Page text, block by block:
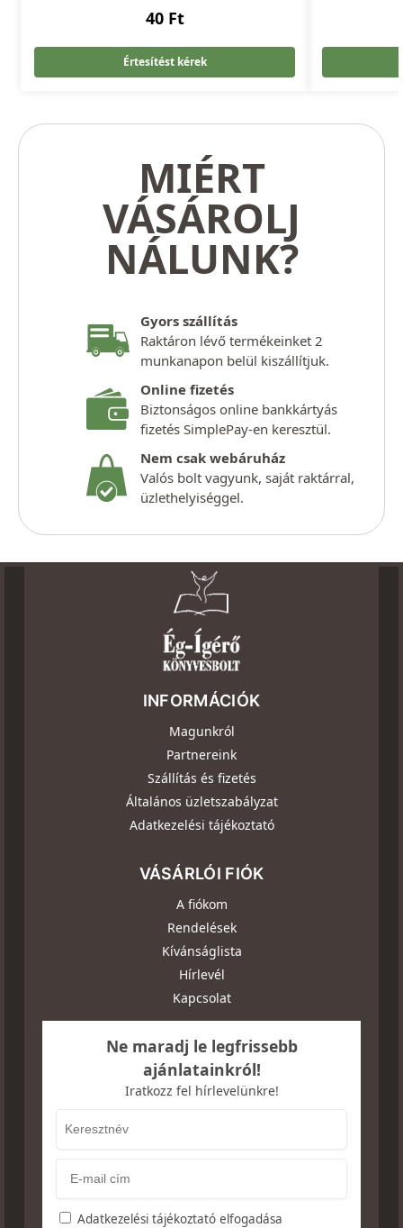
40 Ft
Értesítést kérek
MIÉRT
VÁSÁROLJ
NÁLUNK?
Gyors szállítás
Raktáron lévő termékeinket 2
munkanapon belül kiszállítjuk.
Online fizetés
Biztonságos online bankkártyás
fizetés SimplePay-en keresztül.
Nem csak webáruház
Valós bolt vagyunk, saját raktárral,
üzlethelyiséggel.
INFORMÁCIÓK
Magunkról
Partnereink
Szállítás és fizetés
Általános üzletszabályzat
Adatkezelési tájékoztató
VÁSÁRLÓI FIÓK
A fiókom
Rendelések
Kívánságlista
Hírlevél
Kapcsolat
Ne maradj le legfrissebb
ajánlatainkról!
Iratkozz fel hírlevelünkre!
Adatkezelési tájékoztató elfogadása